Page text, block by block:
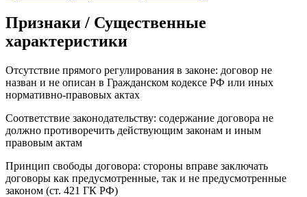
Признаки / Существенные
характеристики
Отсутствие прямого регулирования в законе: договор не
назван и не описан в Гражданском кодексе РФ или иных
нормативно‑правовых актах
Соответствие законодательству: содержание договора не
должно противоречить действующим законам и иным
правовым актам
Принцип свободы договора: стороны вправе заключать
договоры как предусмотренные, так и не предусмотренные
законом (ст. 421 ГК РФ)